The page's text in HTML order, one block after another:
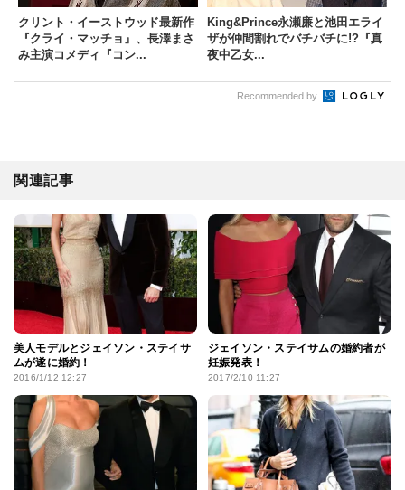
クリント・イーストウッド最新作
『クライ・マッチョ』、長澤まさ
み主演コメディ『コン...
King&Prince永瀬廉と池田エライ
ザが仲間割れでバチバチに!?『真
夜中乙女...
Recommended by
関連記事
美人モデルとジェイソン・ステイサ
ムが遂に婚約！
2016/1/12 12:27
ジェイソン・ステイサムの婚約者が
妊娠発表！
2017/2/10 11:27